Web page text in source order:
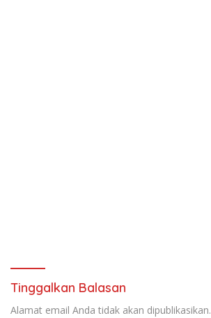
Tinggalkan Balasan
Alamat email Anda tidak akan dipublikasikan.